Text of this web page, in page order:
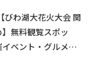
びわ湖大花火大会 関
無料観覧スポッ
イベント・グルメマ